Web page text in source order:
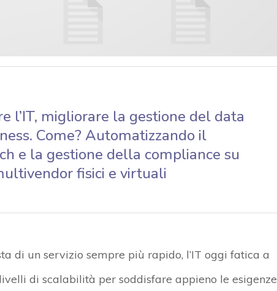
l’IT, migliorare la gestione del data
Come? Automatizzando il
e la gestione della compliance su
fisici e virtuali
di un servizio sempre più rapido, l’IT oggi fatica a
di scalabilità per soddisfare appieno le esigenze